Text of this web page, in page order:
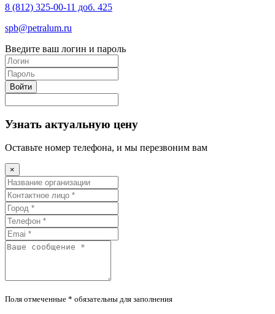
8 (812) 325-00-11 доб. 425
spb@petralum.ru
Введите ваш логин и пароль
Войти
Узнать актуальную цену
Оставьте номер телефона, и мы перезвоним вам
×
Поля отмеченные * обязательны для заполнения